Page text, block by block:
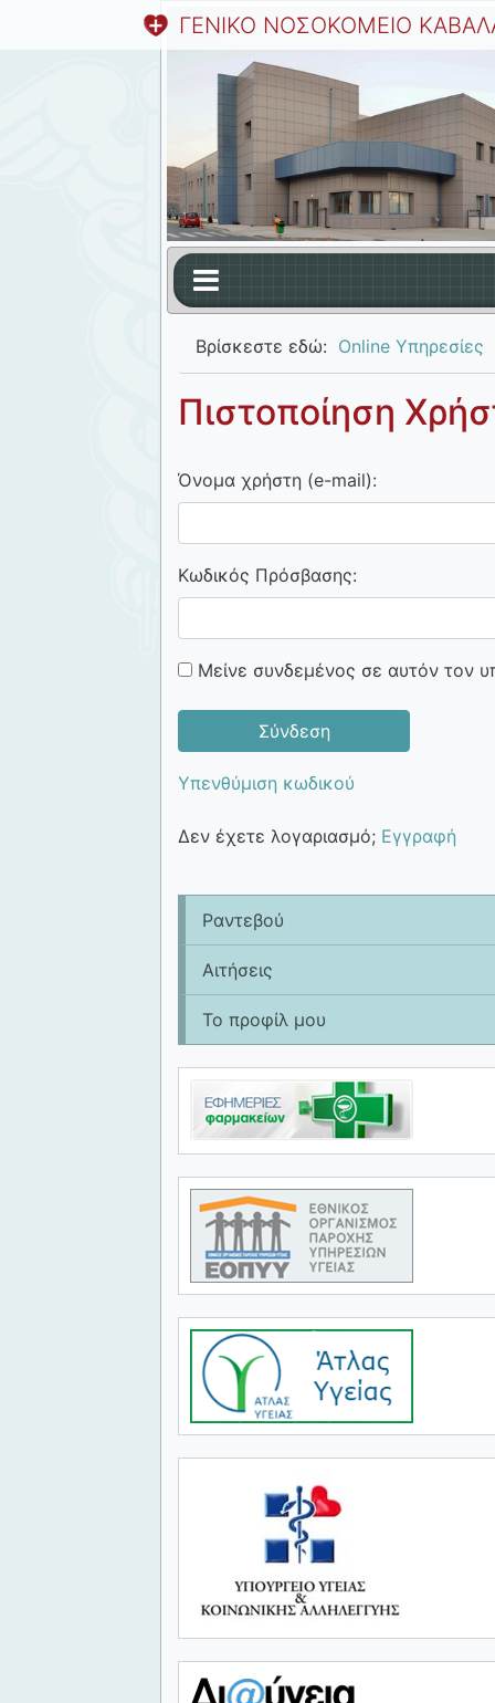
ΓΕΝΙΚΟ ΝΟΣΟΚΟΜΕΙΟ
Βρίσκεστε εδώ: Online Υπηρεσίες
Ραντεβού
Αιτήσεις
Το προφίλ μου
Πιστοποίηση
Όνομα χρήστη (e-mail):
Κωδικός Πρόσβασης:
Μείνε συνδεμένος σε αυτόν τον
Υπενθύμιση κωδικού
Δεν έχετε λογαριασμό; Εγγραφή